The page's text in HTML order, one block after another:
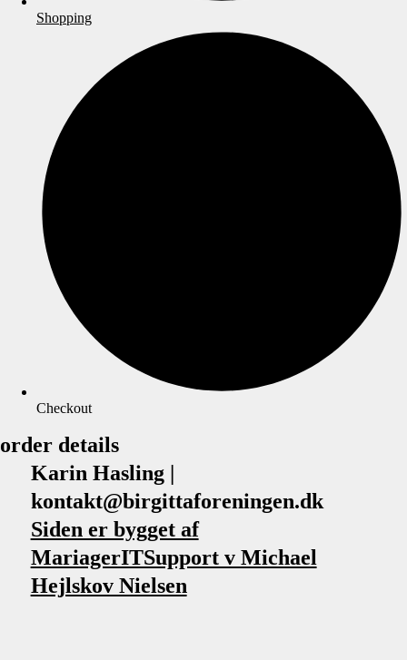
Shopping
Checkout
order details
Karin Hasling |
kontakt@birgittaforeningen.dk
Siden er bygget af
MariagerITSupport v Michael
Hejlskov Nielsen